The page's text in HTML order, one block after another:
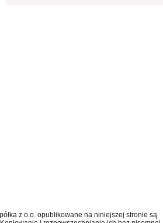
z o.o. opublikowane na niniejszej stronie są